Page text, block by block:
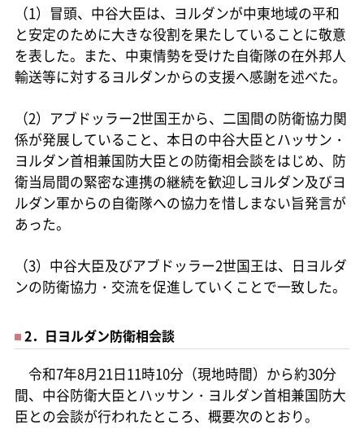
（1）冒頭、中谷大臣は、ヨルダンが中東地域の平和
と安定のために大きな役割を果たしていることに敬意
を表した。また、中東情勢を受けた自衛隊の在外邦人
輸送等に対するヨルダンからの支援へ感謝を述べた。
（2）アブドッラー2世国王から、二国間の防衛協力関
係が発展していること、本日の中谷大臣とハッサン・
ヨルダン首相兼国防大臣との防衛相会談をはじめ、防
衛当局間の緊密な連携の継続を歓迎しヨルダン及びヨ
ルダン軍からの自衛隊への協力を惜しまない旨発言が
あった。
（3）中谷大臣及びアブドッラー2世国王は、日ヨルダ
ンの防衛協力・交流を促進していくことで一致した。
2．日ヨルダン防衛相会談
令和7年8月21日11時10分（現地時間）から約30分
間、中谷防衛大臣とハッサン・ヨルダン首相兼国防大
臣との会談が行われたところ、概要次のとおり。